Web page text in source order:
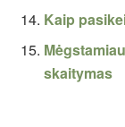
Kaip
skaitymas